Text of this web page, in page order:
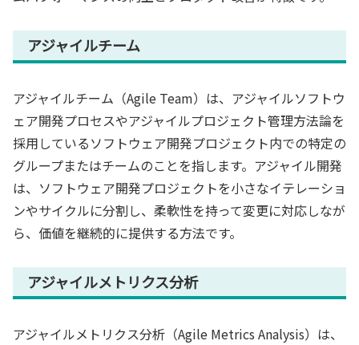
アジャイルチーム
アジャイルチーム（Agile Team）は、アジャイルソフトウ
ェア開発プロセスやアジャイルプロジェクト管理方法論を
採用しているソフトウェア開発プロジェクト内での特定の
グループまたはチームのことを指します。アジャイル開発
は、ソフトウェア開発プロジェクトを小さなイテレーショ
ンやサイクルに分割し、柔軟性を持って変更に対応しなが
ら、価値を継続的に提供する方法です。
アジャイルメトリクス分析
アジャイルメトリクス分析（Agile Metrics Analysis）は、